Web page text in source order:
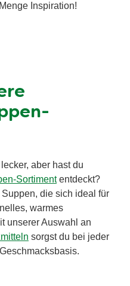
Inspiration!
aber hast du
Sortimententdeckt?
die sich ideal für
warmes
unserer Auswahl an
sorgst du bei jeder